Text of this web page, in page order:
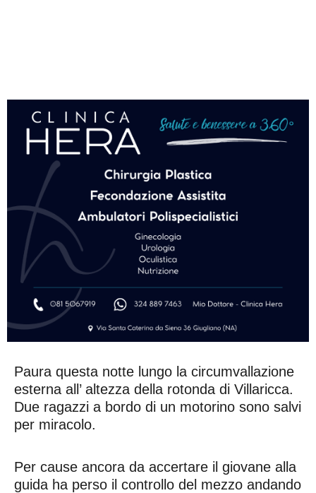
Paura questa notte lungo la circumvallazione
esterna all’ altezza della rotonda di Villaricca.
Due ragazzi a bordo di un motorino sono salvi
per miracolo.
Per cause ancora da accertare il giovane alla
guida ha perso il controllo del mezzo andando